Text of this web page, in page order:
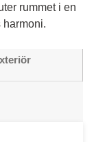
rummet i en
harmoni.